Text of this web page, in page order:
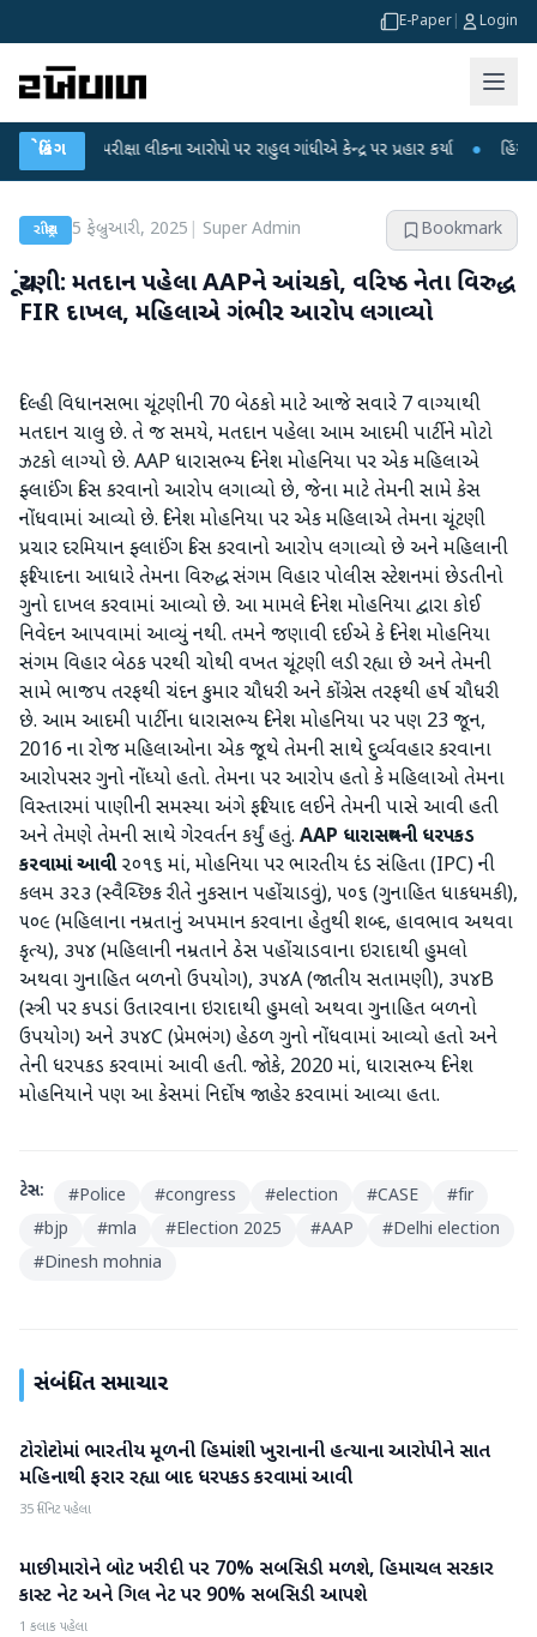
E-Paper Login
બ્રેકિંગ
પરીક્ષા લીકના આરોપો પર રાહુલ ગાંધીએ કેન્દ્ર પર પ્રહાર કર્યા ● હિંમતનગરમાં
રાષ્ટ્રીય 5 ફેબ્રુઆરી, 2025 Super Admin Bookmark
ચૂંટણી: મતદાન પહેલા AAPને આંચકો, વરિષ્ઠ નેતા વિરુદ્ધ
FIR દાખલ, મહિલાએ ગંભીર આરોપ લગાવ્યો
દિલ્હી વિધાનસભા ચૂંટણીની 70 બેઠકો માટે આજે સવારે 7 વાગ્યાથી
મતદાન ચાલુ છે. તે જ સમયે, મતદાન પહેલા આમ આદમી પાર્ટીને મોટો
ઝટકો લાગ્યો છે. AAP ધારાસભ્ય દિનેશ મોહનિયા પર એક મહિલાએ
ફ્લાઈંગ કિસ કરવાનો આરોપ લગાવ્યો છે, જેના માટે તેમની સામે કેસ
નોંધવામાં આવ્યો છે. દિનેશ મોહનિયા પર એક મહિલાએ તેમના ચૂંટણી
પ્રચાર દરમિયાન ફ્લાઈંગ કિસ કરવાનો આરોપ લગાવ્યો છે અને મહિલાની
ફરિયાદના આધારે તેમના વિરુદ્ધ સંગમ વિહાર પોલીસ સ્ટેશનમાં છેડતીનો
ગુનો દાખલ કરવામાં આવ્યો છે. આ મામલે દિનેશ મોહનિયા દ્વારા કોઈ
નિવેદન આપવામાં આવ્યું નથી. તમને જણાવી દઈએ કે દિનેશ મોહનિયા
સંગમ વિહાર બેઠક પરથી ચોથી વખત ચૂંટણી લડી રહ્યા છે અને તેમની
સામે ભાજપ તરફથી ચંદન કુમાર ચૌધરી અને કોંગ્રેસ તરફથી હર્ષ ચૌધરી
છે. આમ આદમી પાર્ટીના ધારાસભ્ય દિનેશ મોહનિયા પર પણ 23 જૂન,
2016 ના રોજ મહિલાઓના એક જૂથે તેમની સાથે દુર્વ્યવહાર કરવાના
આરોપસર ગુનો નોંધ્યો હતો. તેમના પર આરોપ હતો કે મહિલાઓ તેમના
વિસ્તારમાં પાણીની સમસ્યા અંગે ફરિયાદ લઈને તેમની પાસે આવી હતી
અને તેમણે તેમની સાથે ગેરવર્તન કર્યું હતું. AAP ધારાસભ્યની ધરપકડ
કરવામાં આવી૨૦૧૬ માં, મોહનિયા પર ભારતીય દંડ સંહિતા (IPC) ની
કલમ ૩૨૩ (સ્વૈચ્છિક રીતે નુકસાન પહોંચાડવું), ૫૦૬ (ગુનાહિત ધાકધમકી),
૫૦૯ (મહિલાના નમ્રતાનું અપમાન કરવાના હેતુથી શબ્દ, હાવભાવ અથવા
કૃત્ય), ૩૫૪ (મહિલાની નમ્રતાને ઠેસ પહોંચાડવાના ઇરાદાથી હુમલો
અથવા ગુનાહિત બળનો ઉપયોગ), ૩૫૪A (જાતીય સતામણી), ૩૫૪B
(સ્ત્રી પર કપડાં ઉતારવાના ઇરાદાથી હુમલો અથવા ગુનાહિત બળનો
ઉપયોગ) અને ૩૫૪C (પ્રેમભંગ) હેઠળ ગુનો નોંધવામાં આવ્યો હતો અને
તેની ધરપકડ કરવામાં આવી હતી. જોકે, 2020 માં, ધારાસભ્ય દિનેશ
મોહનિયાને પણ આ કેસમાં નિર્દોષ જાહેર કરવામાં આવ્યા હતા.
ટેગ્સ: #Police #congress #election #CASE #fir
#bjp #mla #Election 2025 #AAP #Delhi election
#Dinesh mohnia
સંબંધિત સમાચાર
રાષ્ટ્રીય
ટોરોન્ટોમાં ભારતીય મૂળની હિમાંશી ખુરાનાની હત્યાના આરોપીને સાત
મહિનાથી ફરાર રહ્યા બાદ ધરપકડ કરવામાં આવી
35 મિનિટ પહેલા
રાષ્ટ્રીય
માછીમારોને બોટ ખરીદી પર 70% સબસિડી મળશે, હિમાચલ સરકાર
કાસ્ટ નેટ અને ગિલ નેટ પર 90% સબસિડી આપશે
1 કલાક પહેલા